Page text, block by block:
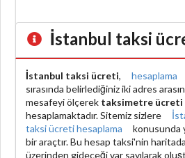
İstanbul taksi
İstanbul taksi ücreti,
hesaplama
sırasında belirlediğiniz iki adres
mesafeyi ölçerek taksimetre ücreti
hesaplamaktadır. Sitemiz sizlere
taksi ücreti hesaplama
konusunda
bir araçtır. Bu hesap taksi'nin
üzerinden gideceği var sayılarak